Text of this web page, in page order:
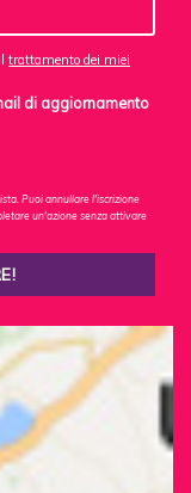
trattamento dei miei
di aggiornamento
Puoi annullare l'iscrizione
un'azione senza attivare